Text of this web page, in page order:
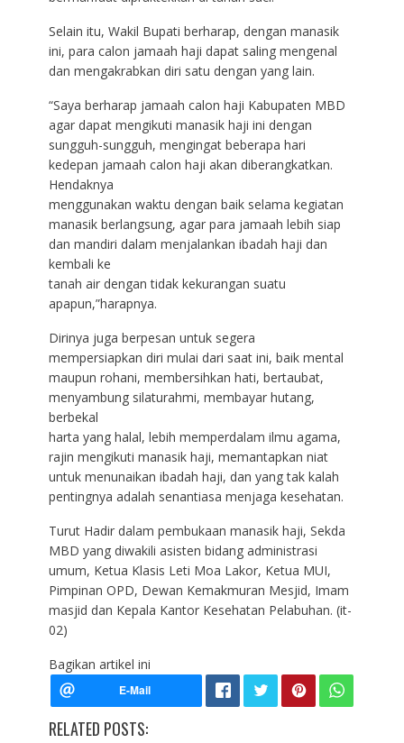
Selain itu, Wakil Bupati berharap, dengan manasik
ini, para calon jamaah haji dapat saling mengenal
dan mengakrabkan diri satu dengan yang lain.
“Saya berharap jamaah calon haji Kabupaten MBD
agar dapat mengikuti manasik haji ini dengan
sungguh-sungguh, mengingat beberapa hari
kedepan jamaah calon haji akan diberangkatkan.
Hendaknya
menggunakan waktu dengan baik selama kegiatan
manasik berlangsung, agar para jamaah lebih siap
dan mandiri dalam menjalankan ibadah haji dan
kembali ke
tanah air dengan tidak kekurangan suatu
apapun,”harapnya.
Dirinya juga berpesan untuk segera
mempersiapkan diri mulai dari saat ini, baik mental
maupun rohani, membersihkan hati, bertaubat,
menyambung silaturahmi, membayar hutang,
berbekal
harta yang halal, lebih memperdalam ilmu agama,
rajin mengikuti manasik haji, memantapkan niat
untuk menunaikan ibadah haji, dan yang tak kalah
pentingnya adalah senantiasa menjaga kesehatan.
Turut Hadir dalam pembukaan manasik haji, Sekda
MBD yang diwakili asisten bidang administrasi
umum, Ketua Klasis Leti Moa Lakor, Ketua MUI,
Pimpinan OPD, Dewan Kemakmuran Mesjid, Imam
masjid dan Kepala Kantor Kesehatan Pelabuhan. (it-
02)
Bagikan artikel ini
RELATED POSTS: